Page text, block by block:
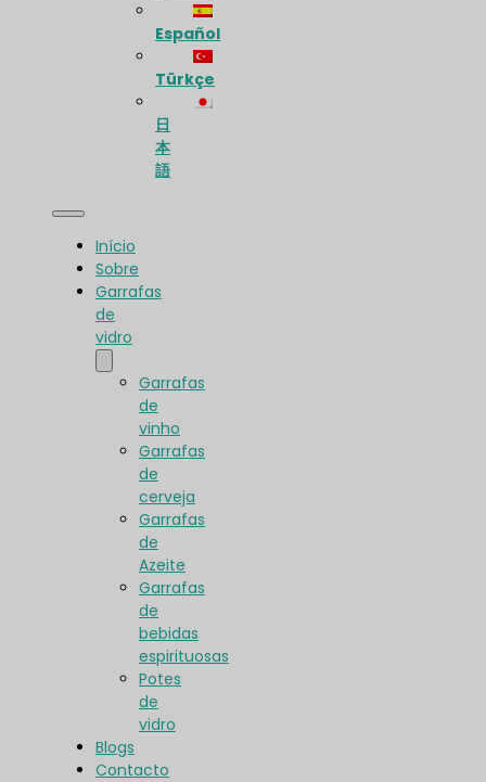
Español
Türkçe
日
本
語
Início
Sobre
Garrafas
de
vidro
Garrafas
de
vinho
Garrafas
de
cerveja
Garrafas
de
Azeite
Garrafas
de
bebidas
espirituosas
Potes
de
vidro
Blogs
Contacto